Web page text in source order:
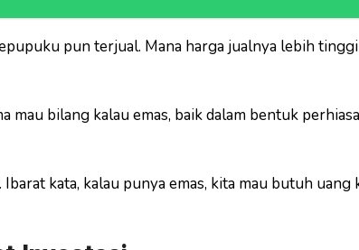
pun terjual. Mana harga jualnya lebih
mau bilang kalau emas, baik dalam bentuk
kata, kalau punya emas, kita mau butuh uang